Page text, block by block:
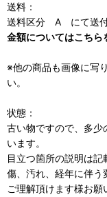
送料：
送料区分 A にて送付
金額についてはこちら
※他の商品も画像に写
い。
状態：
古い物ですので、多少
います。
目立つ箇所の説明は
傷、汚れ、経年に伴う
ご理解頂けます様お願